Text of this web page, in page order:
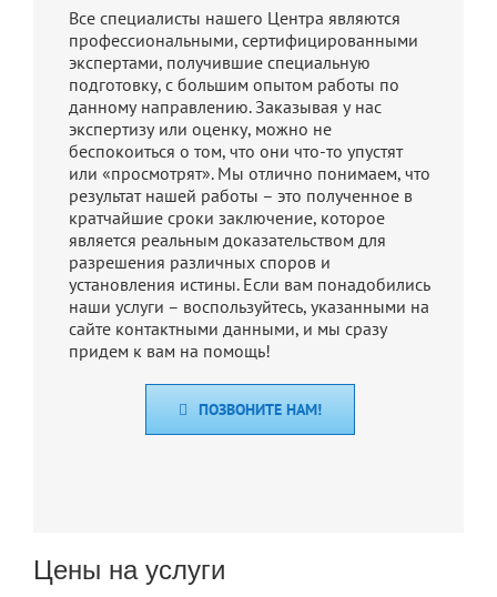
Все специалисты нашего Центра являются
профессиональными, сертифицированными
экспертами, получившие специальную
подготовку, с большим опытом работы по
данному направлению. Заказывая у нас
экспертизу или оценку, можно не
беспокоиться о том, что они что-то упустят
или «просмотрят». Мы отлично понимаем, что
результат нашей работы – это полученное в
кратчайшие сроки заключение, которое
является реальным доказательством для
разрешения различных споров и
установления истины. Если вам понадобились
наши услуги – воспользуйтесь, указанными на
сайте контактными данными, и мы сразу
придем к вам на помощь!
ПОЗВОНИТЕ НАМ!
Цены на услуги